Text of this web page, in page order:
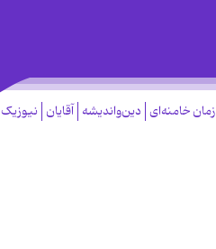
زمان خامنه‌ای دین‌واندیشه آقایان نیوزیک